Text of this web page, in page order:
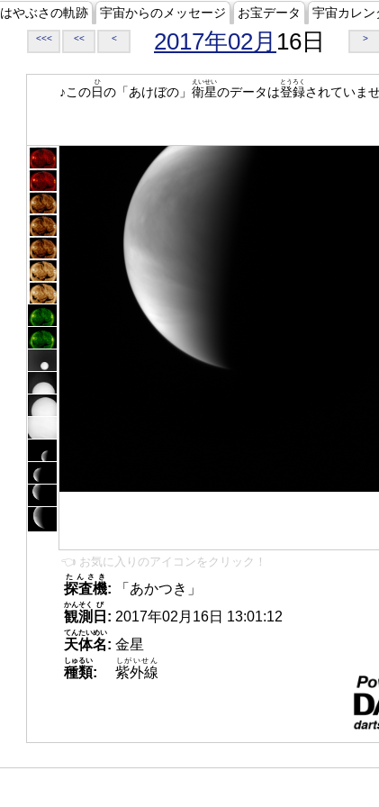
はやぶさの軌跡 宇宙からのメッセージ お宝データ 宇宙カレン
<<< << < 2017年02月 16日 >
♪この日
ひ
の「あけぼの」 衛星
えいせい
のデータは登録
とうろく
されていませ
👈 お気に入りのアイコンをクリック！
探査機
たんさき
:
「あかつき」
観測
かんそく
日
び
: 2017年02月16日 13:01:12
天体名
てんたいめい
: 金星
種類
しゅるい
: 紫外線
しがいせん